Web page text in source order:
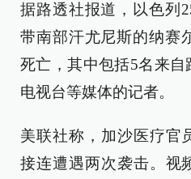
据路透社报道，以色列
带南部汗尤尼斯的纳赛
死亡，其中包括5名来
电视台等媒体的记者。
美联社称，加沙医疗官
接连遭遇两次袭击。视